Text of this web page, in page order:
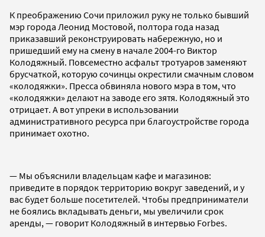
К преображению Сочи приложил руку не только бывший
мэр города Леонид Мостовой, полтора года назад
приказавший реконструировать набережную, но и
пришедший ему на смену в начале 2004-го Виктор
Колодяжный. Повсеместно асфальт тротуаров заменяют
брусчаткой, которую сочинцы окрестили смачным словом
«колодяжки». Пресса обвиняла нового мэра в том, что
«колодяжки» делают на заводе его зятя. Колодяжный это
отрицает. А вот упреки в использовании
административного ресурса при благоустройстве города
принимает охотно.
— Мы объяснили владельцам кафе и магазинов:
приведите в порядок территорию вокруг заведений, и у
вас будет больше посетителей. Чтобы предприниматели
не боялись вкладывать деньги, мы увеличили срок
аренды, — говорит Колодяжный в интервью Forbes.